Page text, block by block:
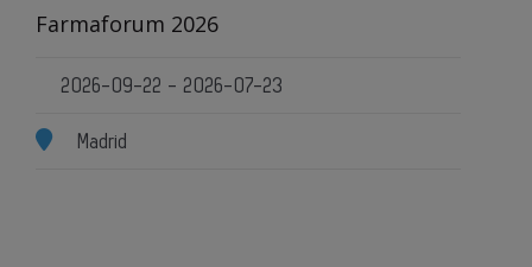
Farmaforum 2026
2026-09-22 - 2026-07-23
Madrid